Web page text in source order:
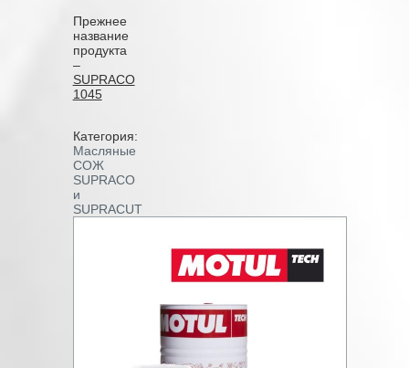
Прежнее
название
продукта
–
SUPRACO
1045
Категория:
Масляные
СОЖ
SUPRACO
и
SUPRACUT